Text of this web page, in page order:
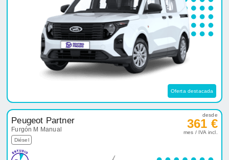
Oferta destacada
Peugeot Partner
Furgón M Manual
Diésel
desde
361 €
mes / IVA incl.